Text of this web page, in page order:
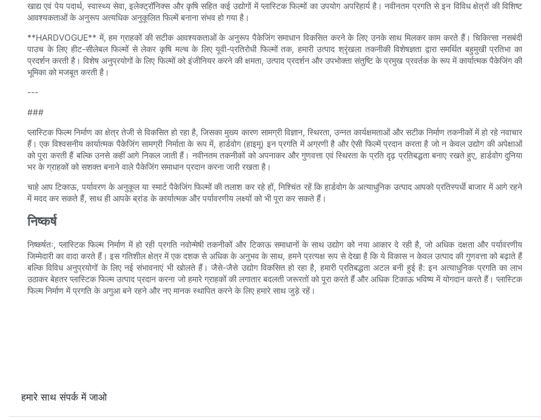
खाद्य एवं पेय पदार्थ, स्वास्थ्य सेवा, इलेक्ट्रॉनिक्स और कृषि सहित कई उद्योगों में प्लास्टिक फिल्मों का उपयोग अपरिहार्य है। नवीनतम प्रगति से इन विविध क्षेत्रों की विशिष्ट
आवश्यकताओं के अनुरूप अत्यधिक अनुकूलित फिल्में बनाना संभव हो गया है।
**HARDVOGUE** में, हम ग्राहकों की सटीक आवश्यकताओं के अनुरूप पैकेजिंग समाधान विकसित करने के लिए उनके साथ मिलकर काम करते हैं। चिकित्सा नसबंदी
पाउच के लिए हीट-सीलेबल फिल्मों से लेकर कृषि मल्च के लिए यूवी-प्रतिरोधी फिल्मों तक, हमारी उत्पाद श्रृंखला तकनीकी विशेषज्ञता द्वारा समर्थित बहुमुखी प्रतिभा का
प्रदर्शन करती है। विशेष अनुप्रयोगों के लिए फिल्मों को इंजीनियर करने की क्षमता, उत्पाद प्रदर्शन और उपभोक्ता संतुष्टि के प्रमुख प्रवर्तक के रूप में कार्यात्मक पैकेजिंग की
भूमिका को मजबूत करती है।
---
###
प्लास्टिक फिल्म निर्माण का क्षेत्र तेजी से विकसित हो रहा है, जिसका मुख्य कारण सामग्री विज्ञान, स्थिरता, उन्नत कार्यक्षमताओं और सटीक निर्माण तकनीकों में हो रहे नवाचार
हैं। एक विश्वसनीय कार्यात्मक पैकेजिंग सामग्री निर्माता के रूप में, हार्डवोग (हाइमू) इन प्रगति में अग्रणी है और ऐसी फिल्में प्रदान करता है जो न केवल उद्योग की अपेक्षाओं
को पूरा करती हैं बल्कि उनसे कहीं आगे निकल जाती हैं। नवीनतम तकनीकों को अपनाकर और गुणवत्ता एवं स्थिरता के प्रति दृढ़ प्रतिबद्धता बनाए रखते हुए, हार्डवोग दुनिया
भर के ग्राहकों को सशक्त बनाने वाले पैकेजिंग समाधान प्रदान करना जारी रखता है।
चाहे आप टिकाऊ, पर्यावरण के अनुकूल या स्मार्ट पैकेजिंग फिल्मों की तलाश कर रहे हों, निश्चिंत रहें कि हार्डवोग के अत्याधुनिक उत्पाद आपको प्रतिस्पर्धी बाजार में आगे रहने
में मदद कर सकते हैं, साथ ही आपके ब्रांड के कार्यात्मक और पर्यावरणीय लक्ष्यों को भी पूरा कर सकते हैं।
निष्कर्ष
निष्कर्षतः, प्लास्टिक फिल्म निर्माण में हो रही प्रगति नवोन्मेषी तकनीकों और टिकाऊ समाधानों के साथ उद्योग को नया आकार दे रही है, जो अधिक दक्षता और पर्यावरणीय
जिम्मेदारी का वादा करते हैं। इस गतिशील क्षेत्र में एक दशक से अधिक के अनुभव के साथ, हमने प्रत्यक्ष रूप से देखा है कि ये विकास न केवल उत्पाद की गुणवत्ता को बढ़ाते हैं
बल्कि विविध अनुप्रयोगों के लिए नई संभावनाएं भी खोलते हैं। जैसे-जैसे उद्योग विकसित हो रहा है, हमारी प्रतिबद्धता अटल बनी हुई है: इन अत्याधुनिक प्रगति का लाभ
उठाकर बेहतर प्लास्टिक फिल्म उत्पाद प्रदान करना जो हमारे ग्राहकों की लगातार बदलती जरूरतों को पूरा करते हैं और अधिक टिकाऊ भविष्य में योगदान करते हैं। प्लास्टिक
फिल्म निर्माण में प्रगति के अगुआ बने रहने और नए मानक स्थापित करने के लिए हमारे साथ जुड़े रहें।
हमारे साथ संपर्क में जाओ